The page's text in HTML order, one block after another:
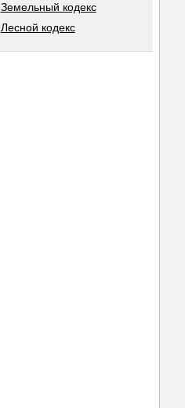
Земельный кодекс
Лесной кодекс